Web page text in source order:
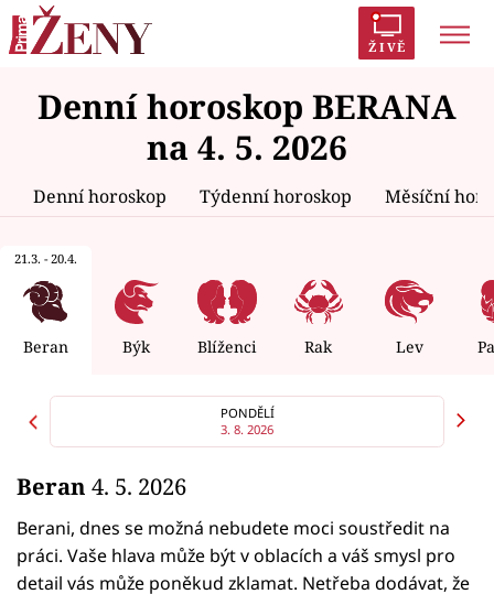
ŽIVĚ
Trendy: Polabí Inspekce Prostřeno!
AYTO?
Zrádci Proměny
Témata
Celebrity
Seriály
Horoskopy
Sledujte prima+
Denní horoskop BERANA
na 4. 5. 2026
Denní horoskop Týdenní horoskop Měsíční
21.3. - 20.4.
Beran Býk Blíženci Rak Lev
PONDĚLÍ
3. 8. 2026
Beran 4. 5. 2026
Berani, dnes se možná nebudete moci soustředit na
práci. Vaše hlava může být v oblacích a váš smysl pro
detail vás může poněkud zklamat. Netřeba dodávat, že